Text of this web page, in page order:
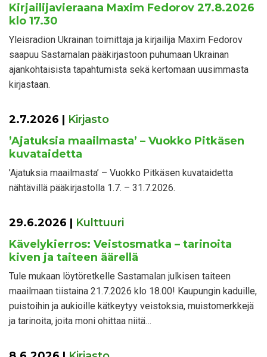
Kirjailijavieraana Maxim Fedorov 27.8.2026
klo 17.30
Yleisradion Ukrainan toimittaja ja kirjailija Maxim Fedorov
saapuu Sastamalan pääkirjastoon puhumaan Ukrainan
ajankohtaisista tapahtumista sekä kertomaan uusimmasta
kirjastaan.
2.7.2026 | Kirjasto
’Ajatuksia maailmasta’ – Vuokko Pitkäsen
kuvataidetta
’Ajatuksia maailmasta’ – Vuokko Pitkäsen kuvataidetta
nähtävillä pääkirjastolla 1.7. – 31.7.2026.
29.6.2026 | Kulttuuri
Kävelykierros: Veistosmatka – tarinoita
kiven ja taiteen äärellä
Tule mukaan löytöretkelle Sastamalan julkisen taiteen
maailmaan tiistaina 21.7.2026 klo 18.00! Kaupungin kaduille,
puistoihin ja aukioille kätkeytyy veistoksia, muistomerkkejä
ja tarinoita, joita moni ohittaa niitä…